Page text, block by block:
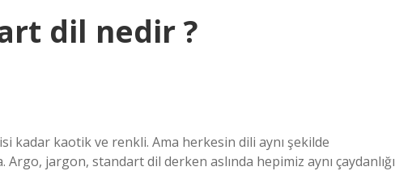
dil nedir ?
kadar kaotik ve renkli. Ama herkesin dili aynı şekilde
jargon, standart dil derken aslında hepimiz aynı çaydanlığı